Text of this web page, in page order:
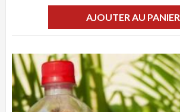
AJOUTER AU PANIER